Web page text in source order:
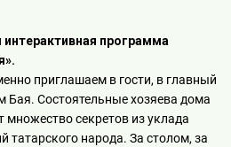
программа
приглашаем в гости, в главный
Бая. Состоятельные хозяева дома
секретов из уклада
татарского народа. За столом, за